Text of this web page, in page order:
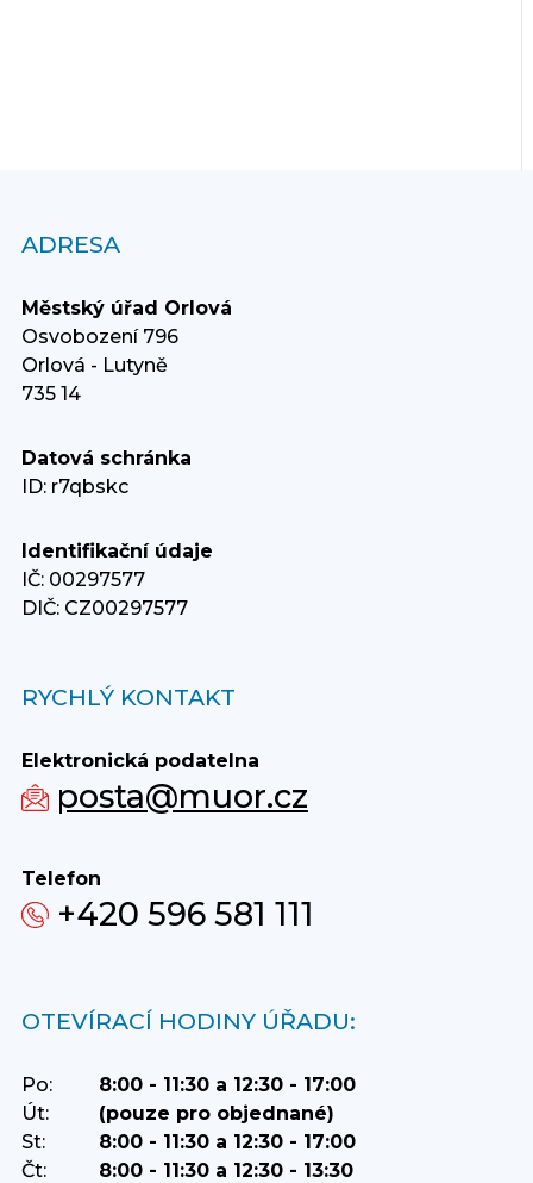
ADRESA
Městský úřad Orlová
Osvobození 796
Orlová - Lutyně
735 14
Datová schránka
ID: r7qbskc
Identifikační údaje
IČ: 00297577
DIČ: CZ00297577
RYCHLÝ KONTAKT
Elektronická podatelna
posta@muor.cz
Telefon
+420 596 581 111
OTEVÍRACÍ HODINY ÚŘADU:
Po:
8:00 - 11:30 a 12:30 - 17:00
Út:
(pouze pro objednané)
St:
8:00 - 11:30 a 12:30 - 17:00
Čt:
8:00 - 11:30 a 12:30 - 13:30